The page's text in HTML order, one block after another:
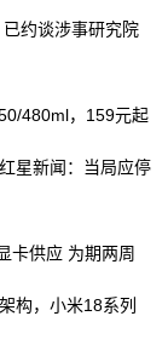
约谈涉事研究院
480ml，159元起
星新闻：当局应停
供应 为期两周
，小米18系列